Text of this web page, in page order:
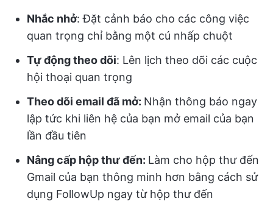
Nhắc nhở: Đặt cảnh báo cho các công việc
quan trọng chỉ bằng một cú nhấp chuột
Tự động theo dõi: Lên lịch theo dõi các cuộc
hội thoại quan trọng
Theo dõi email đã mở: Nhận thông báo ngay
lập tức khi liên hệ của bạn mở email của bạn
lần đầu tiên
Nâng cấp hộp thư đến: Làm cho hộp thư đến
Gmail của bạn thông minh hơn bằng cách sử
dụng FollowUp ngay từ hộp thư đến